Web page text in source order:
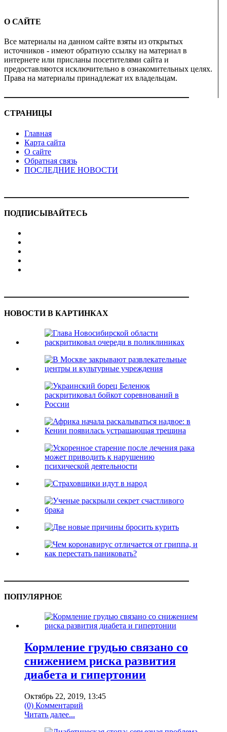
О САЙТЕ
Все материалы на данном сайте взяты из открытых
источников - имеют обратную ссылку на материал в
интернете или присланы посетителями сайта и
предоставляются исключительно в ознакомительных целях.
Права на материалы принадлежат их владельцам.
СТРАНИЦЫ
Главная
Карта сайта
О сайте
Обратная связь
ПОСЛЕДНИЕ НОВОСТИ
ПОДПИСЫВАЙТЕСЬ
НОВОСТИ В КАРТИНКАХ
ПОПУЛЯРНОЕ
Кормление грудью связано со
снижением риска развития
диабета и гипертонии
Октябрь 22, 2019, 13:45
(0) Комментарий
Читать далее...